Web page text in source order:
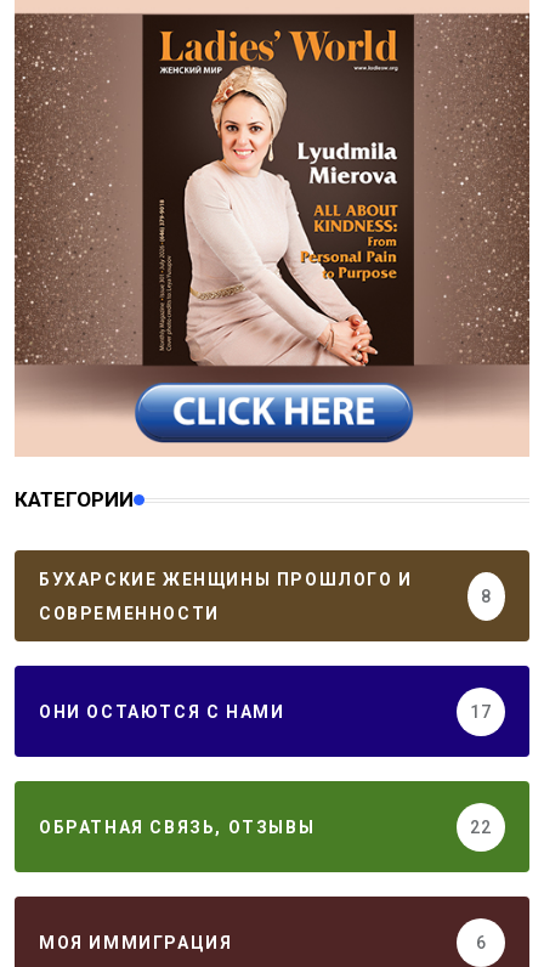
КАТЕГОРИИ
БУХАРСКИЕ ЖЕНЩИНЫ ПРОШЛОГО И
СОВРЕМЕННОСТИ
8
ОНИ ОСТАЮТСЯ С НАМИ 17
ОБРАТНАЯ СВЯЗЬ, ОТЗЫВЫ 22
МОЯ ИММИГРАЦИЯ 6